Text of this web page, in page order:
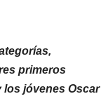
primeros
los jóvenes Oscar